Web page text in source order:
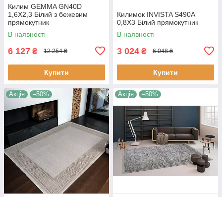
Килим GEMMA GN40D
1,6Х2,3 Білий з бежевим
прямокутник
В наявності
6 127 ₴ 12 254 ₴
Купити
Килимок INVISTA S490A
0,8Х3 Білий прямокутник
В наявності
3 024 ₴ 6 048 ₴
Купити
Акція –50% Акція –50%